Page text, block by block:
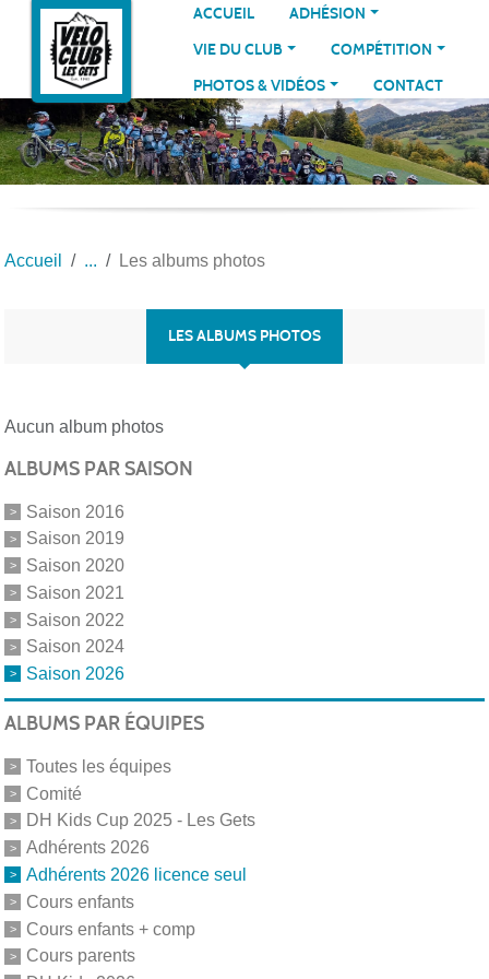
ACCUEIL
ADHÉSION
VIE DU CLUB
COMPÉTITION
PHOTOS & VIDÉOS
CONTACT
Accueil Les albums photos
LES ALBUMS PHOTOS
Aucun album photos
ALBUMS PAR SAISON
Saison 2016
Saison 2019
Saison 2020
Saison 2021
Saison 2022
Saison 2024
Saison 2026
ALBUMS PAR ÉQUIPES
Toutes les équipes
Comité
DH Kids Cup 2025 - Les Gets
Adhérents 2026
Adhérents 2026 licence seul
Cours enfants
Cours enfants + comp
Cours parents
Panneau de gestion des cookies